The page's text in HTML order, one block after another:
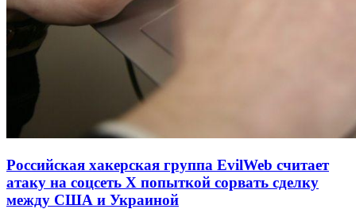
Российская хакерская группа EvilWeb считает
атаку на соцсеть Х попыткой сорвать сделку
между США и Украиной